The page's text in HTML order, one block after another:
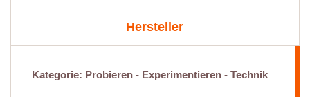
Hersteller
Kategorie: Probieren - Experimentieren - Technik